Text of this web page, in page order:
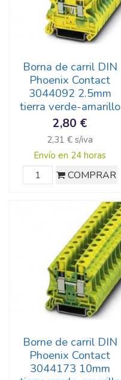
Borna de carril DIN
Phoenix Contact
3044092 2.5mm
tierra verde-amarillo
2,80 €
2,31 € s/iva
Envío en 24 horas
COMPRAR
Borne de carril DIN
Phoenix Contact
3044173 10mm